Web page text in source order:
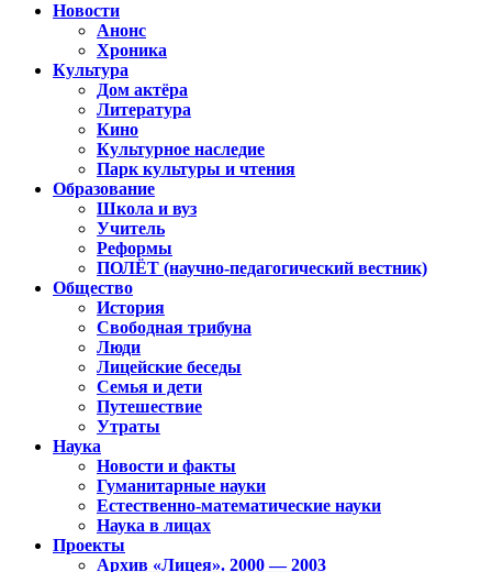
Новости
Анонс
Хроника
Культура
Дом актёра
Литература
Кино
Культурное наследие
Парк культуры и чтения
Образование
Школа и вуз
Учитель
Реформы
ПОЛЁТ (научно-педагогический вестник)
Общество
История
Свободная трибуна
Люди
Лицейские беседы
Семья и дети
Путешествие
Утраты
Наука
Новости и факты
Гуманитарные науки
Естественно-математические науки
Наука в лицах
Проекты
Архив «Лицея». 2000 — 2003